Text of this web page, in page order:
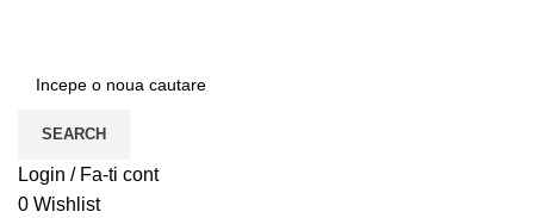
SEARCH
Login / Fa-ti cont
0 Wishlist